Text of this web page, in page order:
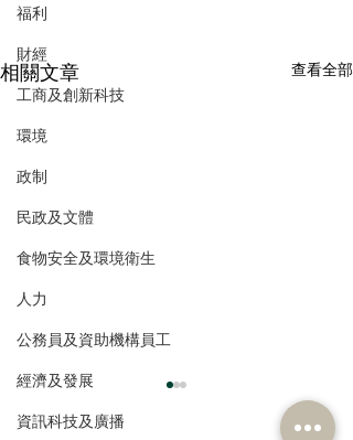
福利
財經
工商及創新科技
環境
政制
民政及文體
食物安全及環境衛生
人力
公務員及資助機構員工
經濟及發展
資訊科技及廣播
相關文章 查看全部